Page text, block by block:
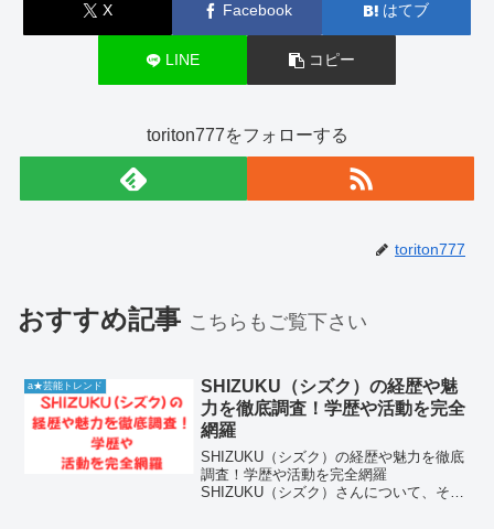
X Facebook はてブ
LINE コピー
toriton777をフォローする
toriton777
おすすめ記事 こちらもご覧下さい
a★芸能トレンド
SHIZUKU（シズク）の経歴や魅
力を徹底調査！学歴や活動を完全
網羅
SHIZUKU（シズク）の経歴や魅力を徹底
調査！学歴や活動を完全網羅
SHIZUKU（シズク）さんについて、その